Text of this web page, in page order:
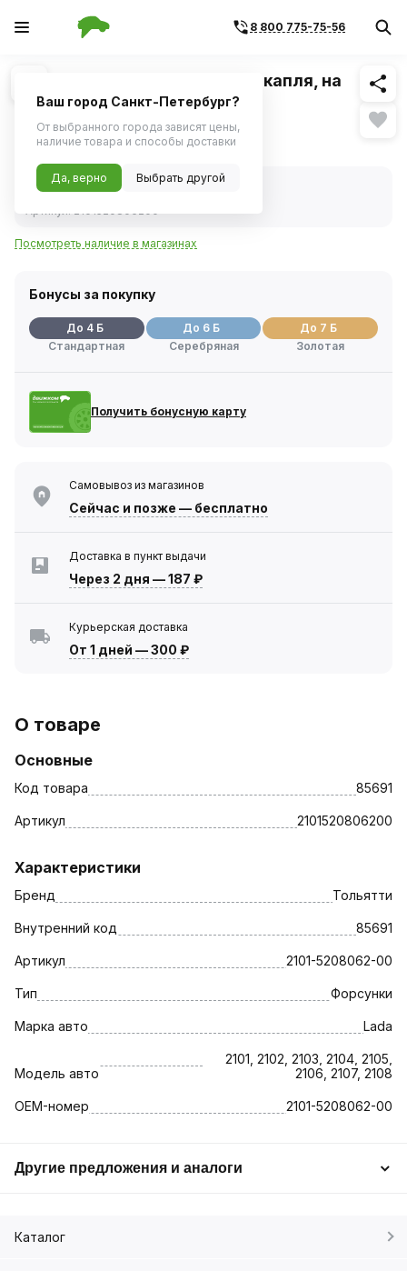
8 800 775-75-56
1/1 Похожие
Форсунка омывателя (2 отв.) капля, на
защелке
73 ₽
В наличии
Посмотреть наличие в магазинах
Бонусы за покупку
До 4 Б
Стандартная
До 6 Б
Серебряная
До 7 Б
Золотая
Получить бонусную карту
Самовывоз из магазинов
Сейчас и позже — бесплатно
Доставка в пункт выдачи
Через 2 дня —187 ₽
Курьерская доставка
От 1 дней —300 ₽
О товаре
Основные
Код товара 85691
Артикул 2101520806200
Характеристики
Бренд Тольятти
Внутренний код 85691
Артикул 2101-5208062-00
Тип Форсунки
Марка авто Lada
Модель авто
2101, 2102, 2103, 2104, 2105,
2106, 2107, 2108
OEM-номер 2101-5208062-00
Другие предложения и аналоги
Каталог
Ваш город Санкт-Петербург?
От выбранного города зависят цены,
наличие товара и способы доставки
Да, верно Выбрать другой